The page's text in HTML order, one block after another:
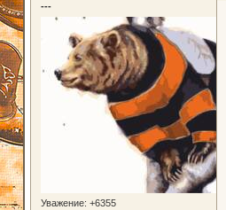
---
Уважение: +6355